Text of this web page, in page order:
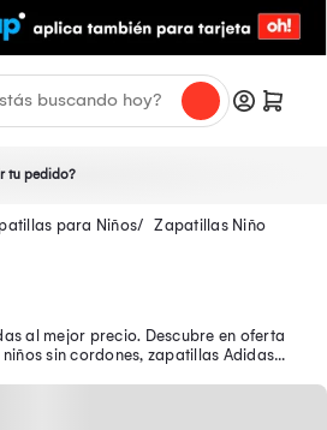
tu pedido?
para Niños
Zapatillas Niño
al mejor precio. Descubre en oferta
sin cordones, zapatillas Adidas